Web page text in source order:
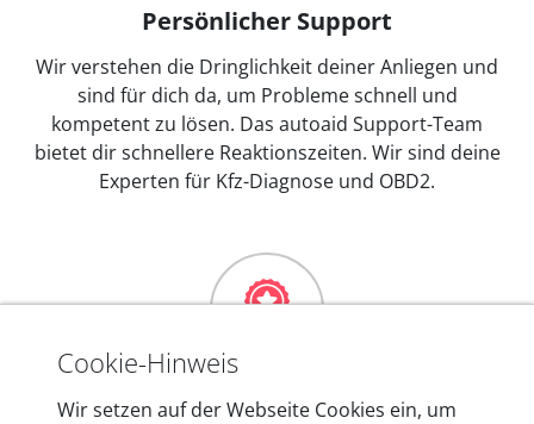
Persönlicher Support
Wir verstehen die Dringlichkeit deiner Anliegen und
sind für dich da, um Probleme schnell und
kompetent zu lösen. Das autoaid Support-Team
bietet dir schnellere Reaktionszeiten. Wir sind deine
Experten für Kfz-Diagnose und OBD2.
Mehr als 10 Jahre Erfahrung
Cookie-Hinweis
Wir setzen auf der Webseite Cookies ein, um